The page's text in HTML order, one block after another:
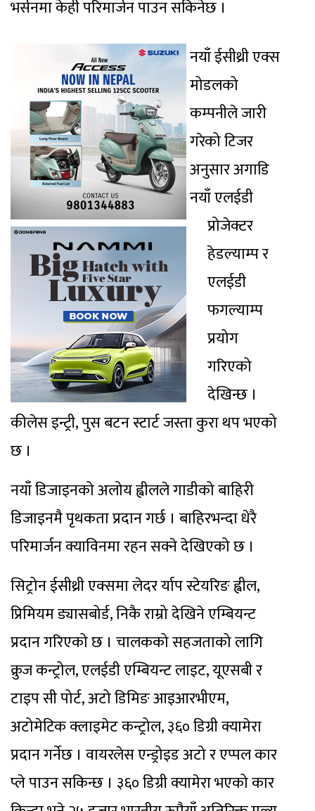
भर्सनमा केही परिमार्जन पाउन सकिनेछ ।
नयाँ ईसीथ्री एक्स
मोडलको
कम्पनीले जारी
गरेको टिजर
अनुसार अगाडि
नयाँ एलईडी
प्रोजेक्टर
हेडल्याम्प र
एलईडी
फगल्याम्प
प्रयोग
गरिएको
देखिन्छ ।
कीलेस इन्ट्री, पुस बटन स्टार्ट जस्ता कुरा थप भएको
छ ।
नयाँ डिजाइनको अलोय ह्वीलले गाडीको बाहिरी
डिजाइनमै पृथकता प्रदान गर्छ । बाहिरभन्दा धेरै
परिमार्जन क्याविनमा रहन सक्ने देखिएको छ ।
सिट्रोन ईसीथ्री एक्समा लेदर र्याप स्टेयरिङ ह्वील,
प्रिमियम ड्यासबोर्ड, निकै राम्रो देखिने एम्बियन्ट
प्रदान गरिएको छ । चालकको सहजताको लागि
क्रुज कन्ट्रोल, एलईडी एम्बियन्ट लाइट, यूएसबी र
टाइप सी पोर्ट, अटो डिमिङ आइआरभीएम,
अटोमेटिक क्लाइमेट कन्ट्रोल, ३६० डिग्री क्यामेरा
प्रदान गर्नेछ । वायरलेस एन्ड्रोइड अटो र एप्पल कार
प्ले पाउन सकिन्छ । ३६० डिग्री क्यामेरा भएको कार